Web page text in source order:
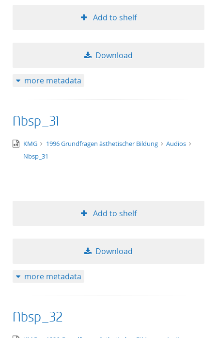
Add to shelf
Download
more metadata
Nbsp_31
audio/x-
wav
KMG 1996 Grundfragen ästhetischer Bildung
Audios
Nbsp_31
Add to shelf
Download
more metadata
Nbsp_32